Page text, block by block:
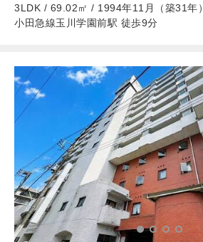
3LDK / 69.02㎡ / 1994年11月（築31年）
小田急線玉川学園前駅 徒歩9分